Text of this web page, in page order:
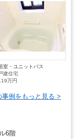
室・ユニットバス
建住宅
万円
事例をもっと見る >
6階